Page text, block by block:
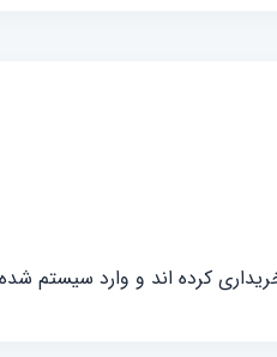
کرده اند و وارد سیستم شده